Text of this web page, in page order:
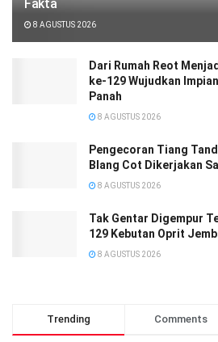
Fakta
8 AGUSTUS 2026
Dari Rumah Reot
ke-129 Wujudkan
Panah
8 AGUSTUS 2026
Pengecoran Tiang
Blang Cot Dikerjakan
8 AGUSTUS 2026
Tak Gentar Digempur
129 Kebutan Oprit
8 AGUSTUS 2026
Trending Comments